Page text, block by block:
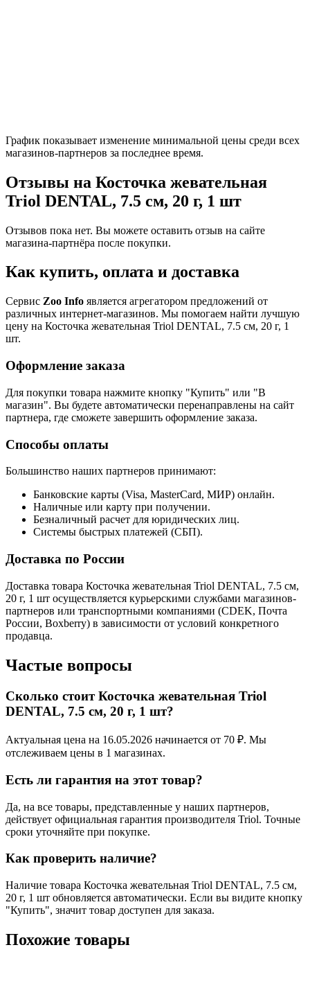
График показывает изменение минимальной цены среди всех
магазинов-партнеров за последнее время.
Отзывы на Косточка жевательная
Triol DENTAL, 7.5 см, 20 г, 1 шт
Отзывов пока нет. Вы можете оставить отзыв на сайте
магазина-партнёра после покупки.
Как купить, оплата и доставка
Сервис Zoo Info является агрегатором предложений от
различных интернет-магазинов. Мы помогаем найти лучшую
цену на Косточка жевательная Triol DENTAL, 7.5 см, 20 г, 1
шт.
Оформление заказа
Для покупки товара нажмите кнопку "Купить" или "В
магазин". Вы будете автоматически перенаправлены на сайт
партнера, где сможете завершить оформление заказа.
Способы оплаты
Большинство наших партнеров принимают:
Банковские карты (Visa, MasterCard, МИР) онлайн.
Наличные или карту при получении.
Безналичный расчет для юридических лиц.
Системы быстрых платежей (СБП).
Доставка по России
Доставка товара Косточка жевательная Triol DENTAL, 7.5 см,
20 г, 1 шт осуществляется курьерскими службами магазинов-
партнеров или транспортными компаниями (CDEK, Почта
России, Boxberry) в зависимости от условий конкретного
продавца.
Частые вопросы
Сколько стоит Косточка жевательная Triol
DENTAL, 7.5 см, 20 г, 1 шт?
Актуальная цена на 16.05.2026 начинается от 70 ₽. Мы
отслеживаем цены в 1 магазинах.
Есть ли гарантия на этот товар?
Да, на все товары, представленные у наших партнеров,
действует официальная гарантия производителя Triol. Точные
сроки уточняйте при покупке.
Как проверить наличие?
Наличие товара Косточка жевательная Triol DENTAL, 7.5 см,
20 г, 1 шт обновляется автоматически. Если вы видите кнопку
"Купить", значит товар доступен для заказа.
Похожие товары